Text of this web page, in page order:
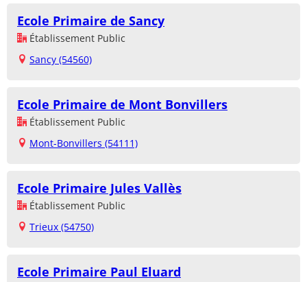
Ecole Primaire de Sancy
Établissement Public
Sancy (54560)
Ecole Primaire de Mont Bonvillers
Établissement Public
Mont-Bonvillers (54111)
Ecole Primaire Jules Vallès
Établissement Public
Trieux (54750)
Ecole Primaire Paul Eluard